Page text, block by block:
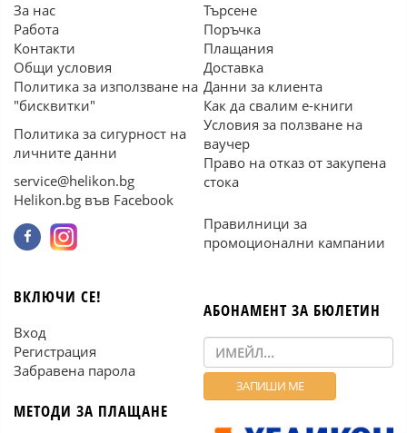
За нас
Работа
Контакти
Общи условия
Политика за използване на
"бисквитки"
Политика за сигурност на
личните данни
service@helikon.bg
Helikon.bg във Facebook
Търсене
Поръчка
Плащания
Доставка
Данни за клиента
Как да свалим е-книги
Условия за ползване на
ваучер
Право на отказ от закупена
стока
Правилници за
промоционални кампании
ВКЛЮЧИ СЕ!
Вход
Регистрация
Забравена парола
МЕТОДИ ЗА ПЛАЩАНЕ
АБОНАМЕНТ ЗА БЮЛЕТИН